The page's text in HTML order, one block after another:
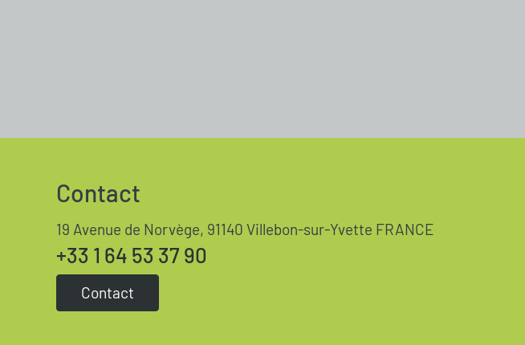
Contact
19 Avenue de Norvège, 91140 Villebon-sur-Yvette FRANCE
+33 1 64 53 37 90
Contact